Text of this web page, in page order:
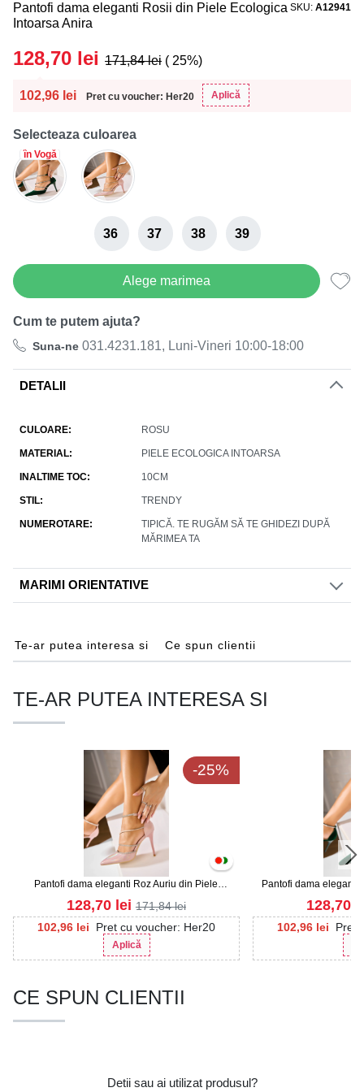
Pantofi dama eleganti Rosii din Piele Ecologica
Intoarsa Anira
SKU A12941
102,96 lei Pret cu voucher: Her20 Aplică
128,70 lei 171,84lei ( 25%)
Selecteaza culoarea
în Vogă
36 37 38 39
Alege marimea
Cum te putem ajuta?
Suna-ne 031.4231.181, Luni-Vineri 10:00-18:00
DETALII
CULOARE ROSU
MATERIAL PIELE ECOLOGICA INTOARSA
INALTIME TOC 10CM
STIL TRENDY
NUMEROTARE
TIPICĂ. TE RUGĂM SĂ TE GHIDEZI DUPĂ
MĂRIMEA TA
MARIMI ORIENTATIVE
Te-ar putea interesa si Ce spun clientii
TE-AR PUTEA INTERESA SI
-25%
Pantofi dama eleganti Roz Auriu din Piele
Ecologica Anira
102,96 lei Pret cu voucher: Her20
Aplică
128,70 lei 171,84lei
Pantofi dama eleganti
102,96 lei Pret
128,70
CE SPUN CLIENTII
Detii sau ai utilizat produsul?